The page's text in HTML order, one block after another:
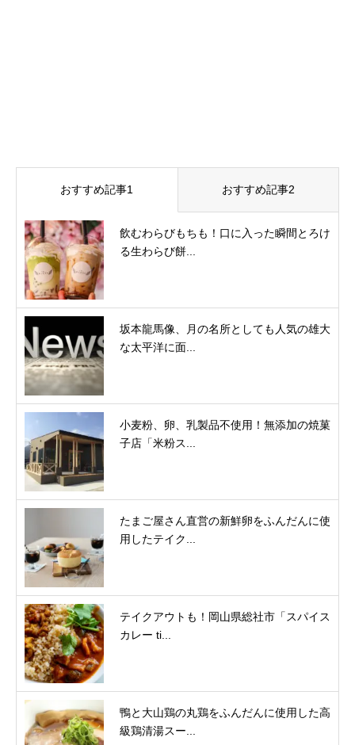
おすすめ記事1 おすすめ記事2
飲むわらびもちも！口に入った瞬間とろけ
る生わらび餅...
坂本龍馬像、月の名所としても人気の雄大
な太平洋に面...
小麦粉、卵、乳製品不使用！無添加の焼菓
子店「米粉ス...
たまご屋さん直営の新鮮卵をふんだんに使
用したテイク...
テイクアウトも！岡山県総社市「スパイス
カレー ti...
鴨と大山鶏の丸鶏をふんだんに使用した高
級鶏清湯スー...